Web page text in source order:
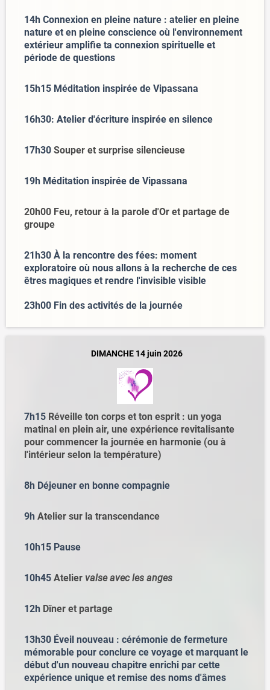
14h Connexion en pleine nature : atelier en pleine
nature et en pleine conscience où l'environnement
extérieur amplifie ta connexion spirituelle et
période de questions
15h15 Méditation inspirée de Vipassana
16h30: Atelier d'écriture inspirée en silence
17h30 Souper et surprise silencieuse
19h Méditation inspirée de Vipassana
20h00 Feu, retour à la parole d'Or et partage de
groupe
21h30 À la rencontre des fées: moment
exploratoire où nous allons à la recherche de ces
êtres magiques et rendre l'invisible visible
23h00 Fin des activités de la journée
DIMANCHE 14 juin 2026
7h15 Réveille ton corps et ton esprit : un yoga
matinal en plein air, une expérience revitalisante
pour commencer la journée en harmonie (ou à
l'intérieur selon la température)
8h Déjeuner en bonne compagnie
9h Atelier sur la transcendance
10h15 Pause
10h45 Atelier valse avec les anges
12h Dîner et partage
13h30 Éveil nouveau : cérémonie de fermeture
mémorable pour conclure ce voyage et marquant le
début d'un nouveau chapitre enrichi par cette
expérience unique et remise des noms d'âmes